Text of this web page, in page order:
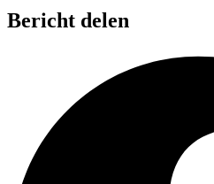
Bericht delen